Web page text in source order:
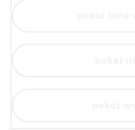
pokaż